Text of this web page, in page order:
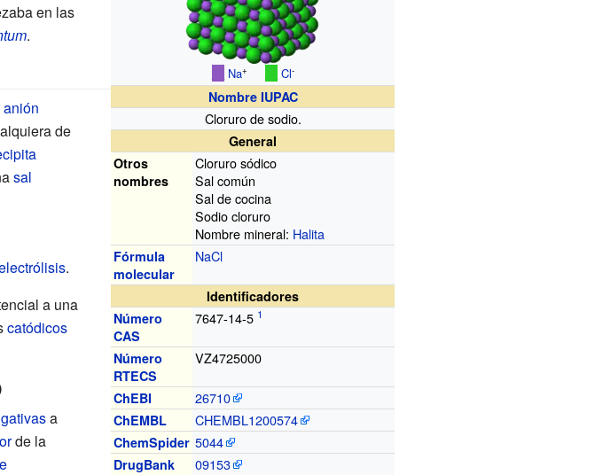
Na+ Cl-
Nombre IUPAC
Cloruro de sodio.
General
Otros
nombres
Cloruro sódico
Sal común
Sal de cocina
Sodio cloruro
Nombre mineral: Halita
Fórmula
molecular
NaCl
Identificadores
Número
CAS
7647-14-5
Número
RTECS
VZ4725000
ChEBI 26710
ChEMBL CHEMBL1200574
ChemSpider 5044
DrugBank 09153
en las
.
anión
de
sal
.
a una
catódicos
a
de la